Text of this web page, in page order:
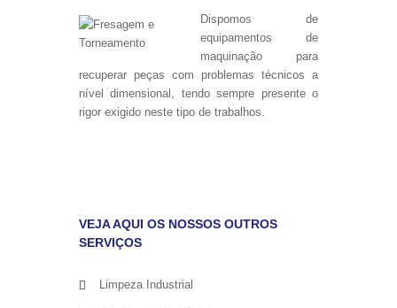
Dispomos de
equipamentos de
maquinação para
recuperar peças com problemas técnicos a
nível dimensional, tendo sempre presente o
rigor exigido neste tipo de trabalhos.
VEJA AQUI OS NOSSOS OUTROS
SERVIÇOS
Limpeza Industrial